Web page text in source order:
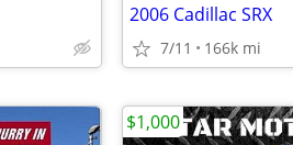
2006 Cadillac SRX
7/11 166k mi
$1,000